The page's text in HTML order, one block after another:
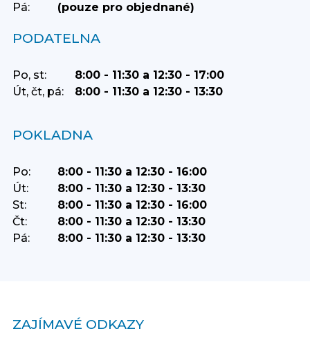
Pá:
(pouze pro objednané)
PODATELNA
Po, st:
8:00 - 11:30 a 12:30 - 17:00
Út, čt, pá:
8:00 - 11:30 a 12:30 - 13:30
POKLADNA
Po:
8:00 - 11:30 a 12:30 - 16:00
Út:
8:00 - 11:30 a 12:30 - 13:30
St:
8:00 - 11:30 a 12:30 - 16:00
Čt:
8:00 - 11:30 a 12:30 - 13:30
Pá:
8:00 - 11:30 a 12:30 - 13:30
ZAJÍMAVÉ ODKAZY